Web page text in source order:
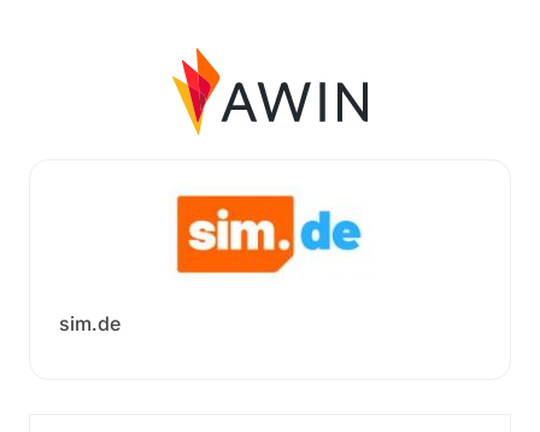
sim.de